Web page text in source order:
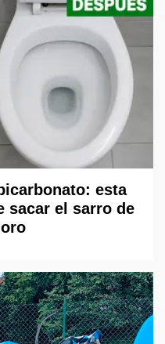
esta
sacar el sarro de